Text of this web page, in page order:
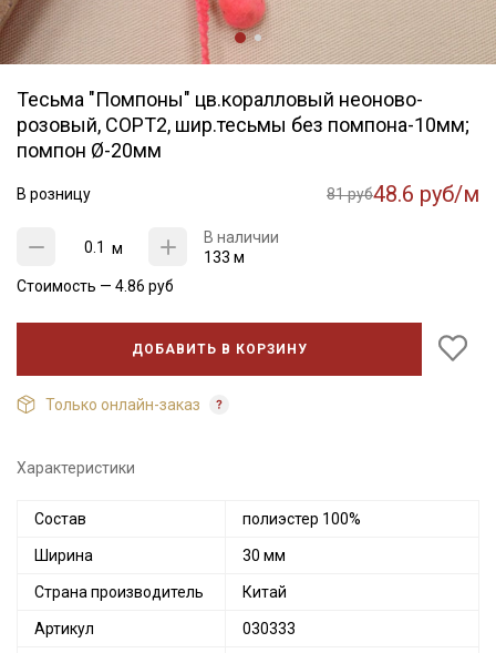
Тесьма "Помпоны" цв.коралловый неоново-
розовый, СОРТ2, шир.тесьмы без помпона-10мм;
помпон Ø-20мм
В розницу 81 руб48.6 руб/м
м
В наличии
133 м
Стоимость — 4.86 руб
ДОБАВИТЬ В КОРЗИНУ
Только онлайн-заказ
Характеристики
Состав полиэстер 100%
Ширина 30 мм
Страна производитель Китай
Артикул 030333
Секретная рассылка от Купава
Мы публикуем здесь дополнительные
промокоды и скидки до 30% на узкие
категории тканей